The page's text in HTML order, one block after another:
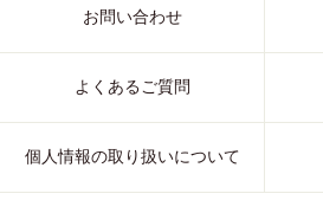
お問い合わせ
よくあるご質問
個人情報の取り扱いについて